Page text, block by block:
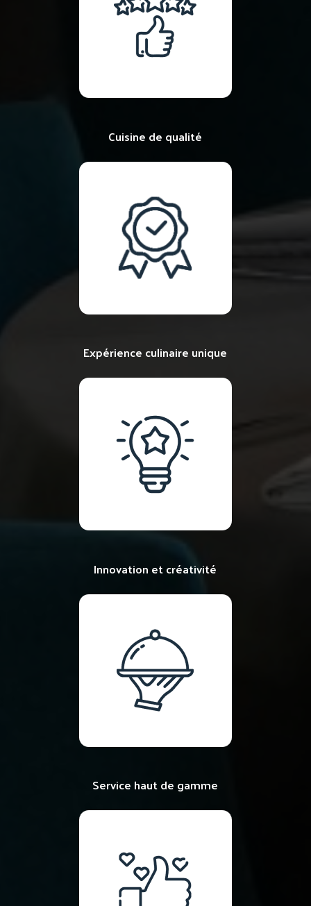
Cuisine de qualité
Expérience culinaire unique
Innovation et créativité
Service haut de gamme